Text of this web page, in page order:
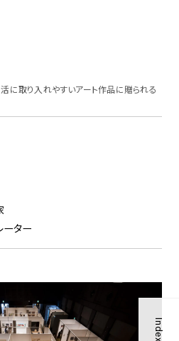
Index
に取り入れやすいアート作品に贈られる
ーター